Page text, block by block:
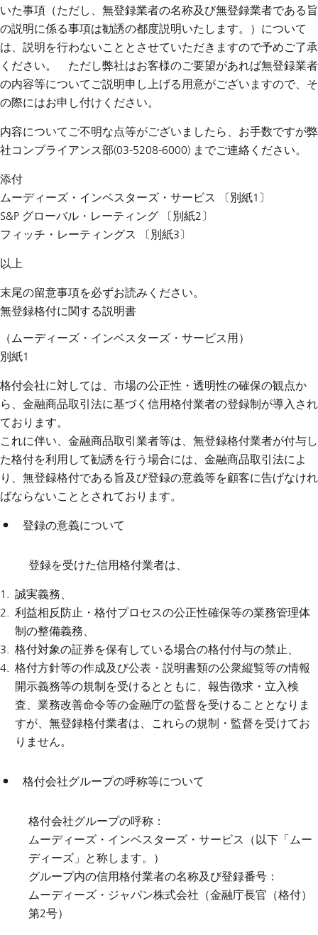
いた事項（ただし、無登録業者の名称及び無登録業者である旨
の説明に係る事項は勧誘の都度説明いたします。）について
は、説明を行わないこととさせていただきますので予めご了承
ください。 ただし弊社はお客様のご要望があれば無登録業者
の内容等についてご説明申し上げる用意がございますので、そ
の際にはお申し付けください。
内容についてご不明な点等がございましたら、お手数ですが弊
社コンプライアンス部(03-5208-6000) までご連絡ください。
添付
ムーディーズ・インベスターズ・サービス 〔別紙1〕
S&P グローバル・レーティング 〔別紙2〕
フィッチ・レーティングス 〔別紙3〕
以上
末尾の留意事項を必ずお読みください。
無登録格付に関する説明書
（ムーディーズ・インベスターズ・サービス用）
別紙1
格付会社に対しては、市場の公正性・透明性の確保の観点か
ら、金融商品取引法に基づく信用格付業者の登録制が導入され
ております。
これに伴い、金融商品取引業者等は、無登録格付業者が付与し
た格付を利用して勧誘を行う場合には、金融商品取引法によ
り、無登録格付である旨及び登録の意義等を顧客に告げなけれ
ばならないこととされております。
登録の意義について
登録を受けた信用格付業者は、
誠実義務、
利益相反防止・格付プロセスの公正性確保等の業務管理体
制の整備義務、
格付対象の証券を保有している場合の格付付与の禁止、
格付方針等の作成及び公表・説明書類の公衆縦覧等の情報
開示義務等の規制を受けるとともに、報告徴求・立入検
査、業務改善命令等の金融庁の監督を受けることとなりま
すが、無登録格付業者は、これらの規制・監督を受けてお
りません。
格付会社グループの呼称等について
格付会社グループの呼称：
ムーディーズ・インベスターズ・サービス（以下「ムー
ディーズ」と称します。）
グループ内の信用格付業者の名称及び登録番号：
ムーディーズ・ジャパン株式会社（金融庁長官（格付）
第2号）